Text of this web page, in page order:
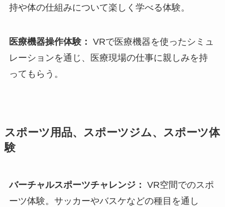
持や体の仕組みについて楽しく学べる体験。
医療機器操作体験： VRで医療機器を使ったシミュ
レーションを通じ、医療現場の仕事に親しみを持
ってもらう。
スポーツ用品、スポーツジム、スポーツ体
験
バーチャルスポーツチャレンジ： VR空間でのスポ
ーツ体験。サッカーやバスケなどの種目を通し